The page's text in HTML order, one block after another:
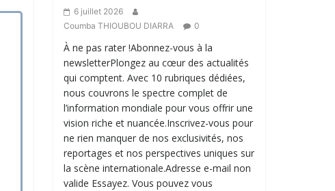
6 juillet 2026
Coumba THIOUBOU DIARRA
0
À ne pas rater !Abonnez-vous à la
newsletterPlongez au cœur des actualités
qui comptent. Avec 10 rubriques dédiées,
nous couvrons le spectre complet de
l’information mondiale pour vous offrir une
vision riche et nuancée.Inscrivez-vous pour
ne rien manquer de nos exclusivités, nos
reportages et nos perspectives uniques sur
la scène internationale.Adresse e-mail non
valide Essayez. Vous pouvez vous